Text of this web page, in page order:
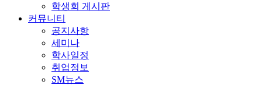
학생회 게시판
커뮤니티
공지사항
세미나
학사일정
취업정보
SM뉴스